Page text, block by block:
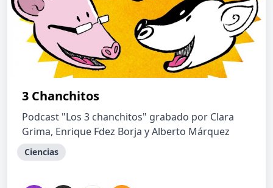
3 Chanchitos
Podcast "Los 3 chanchitos" grabado por Clara
Grima, Enrique Fdez Borja y Alberto Márquez
Ciencias